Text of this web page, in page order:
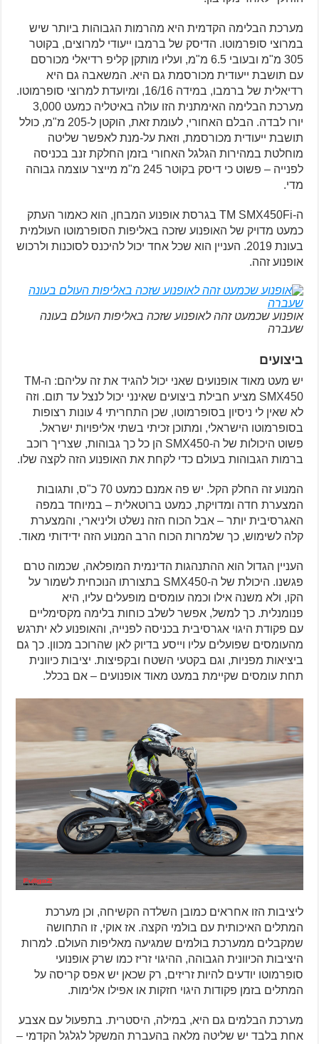
מערכת הבלימה הקדמית היא מהרמות הגבוהות ביותר שיש
במרוצי סופרמוטו. הדיסק של ברמבו ייעודי למרוצים, בקוטר
305 מ"מ ובעובי 6.5 מ"מ, ועליו מותקן קליפ רדיאלי מכורסם
עם תושבת ייעודית מכורסמת גם היא. המשאבה גם היא
רדיאלית של ברמבו, במידה 16/16, ומיועדת למרוצי סופרמוטו.
מערכת הבלימה האימתנית הזו עולה באיטליה כמעט 3,000
יורו לבדה. הבלם האחורי, לעומת זאת, הוקטן ל-205 מ"מ, כולל
תושבת ייעודית מכורסמת, וזאת על-מנת לאפשר שליטה
מוחלטת במהירות הגלגל האחורי בזמן החלקת זנב בכניסה
לפנייה – פשוט כי דיסק בקוטר 245 מ"מ מייצר עוצמה גבוהה
מדי.
ה-TM SMX450Fi בגרסת אופנוע המבחן, הוא כאמור העתק
כמעט מדויק של האופנוע שזכה באליפות הסופרמוטו העולמית
בעונת 2019. העניין הוא שכל אחד יכול להיכנס לסוכנות ולרכוש
אופנוע זהה.
אופנוע שכמעט זהה לאופנוע שזכה באליפות העולם בעונה
שעברה
ביצועים
יש מעט מאוד אופנועים שאני יכול להגיד את זה עליהם: ה-TM
SMX450 מציע חבילת ביצועים שאינני יכול לנצל עד תום. וזה
לא שאין לי ניסיון בסופרמוטו, שכן התחריתי 4 עונות רצופות
בסופרמוטו הישראלי, ומתוכן זכיתי בשתי אליפויות ישראל.
פשוט היכולות של ה-SMX450 הן כל כך גבוהות, שצריך רוכב
ברמות הגבוהות בעולם כדי לקחת את האופנוע הזה לקצה שלו.
המנוע זה החלק הקל. יש פה אמנם כמעט 70 כ"ס, ותגובות
המצערת חדה ומדויקת, כמעט ברוטאלית – במיוחד במפה
האגרסיבית יותר – אבל הכוח הזה נשלט וליניארי, והמצערת
קלה לשימוש, כך שלמרות הכוח הרב המנוע הזה ידידותי מאוד.
העניין הגדול הוא ההתנהגות הדינמית המופלאה, שכמוה טרם
פגשנו. היכולת של ה-SMX450 בתצורתו הנוכחית לשמור על
הקו, ולא משנה אילו וכמה עומסים מופעלים עליו, היא
פנומנלית. כך למשל, אפשר לשלב כוחות בלימה מקסימליים
עם פקודת היגוי אגרסיבית בכניסה לפנייה, והאופנוע לא יתרגש
מהעומסים שפועלים עליו וייסע בדיוק לאן שהרוכב מכוון. כך גם
ביציאות מפניות, וגם בקטעי השטח ובקפיצות. יציבות כיוונית
תחת עומסים שקיימת במעט מאוד אופנועים – אם בכלל.
ליציבות הזו אחראים כמובן השלדה הקשיחה, וכן מערכת
המתלים האיכותית עם בולמי הקצה. אז אוקי, זו התחושה
שמקבלים ממערכת בולמים שמגיעה מאליפות העולם. למרות
היציבות הכיוונית הגבוהה, ההיגוי זריז כמו שרק אופנועי
סופרמוטו יודעים להיות זריזים, רק שכאן יש אפס קריסה על
המתלים בזמן פקודות היגוי חזקות או אפילו אלימות.
מערכת הבלמים גם היא, במילה, היסטרית. בתפעול עם אצבע
אחת בלבד יש שליטה מלאה בהעברת המשקל לגלגל הקדמי –